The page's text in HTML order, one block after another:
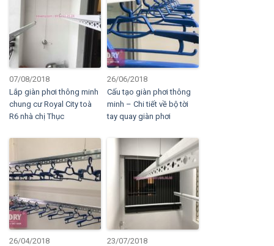
07/08/2018
Lắp giàn phơi thông minh
chung cư Royal City toà
R6 nhà chị Thục
26/06/2018
Cấu tạo giàn phơi thông
minh – Chi tiết về bộ tời
tay quay giàn phơi
26/04/2018
23/07/2018